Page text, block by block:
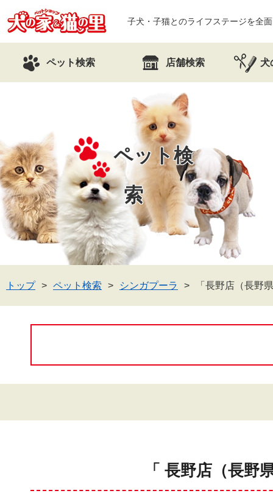
子犬・子猫とのライフステージを全
ペット検索 店舗検索 犬
ペット検
索
トップ ペット検索 シンガプーラ 「長野店（長野
「 長野店（長